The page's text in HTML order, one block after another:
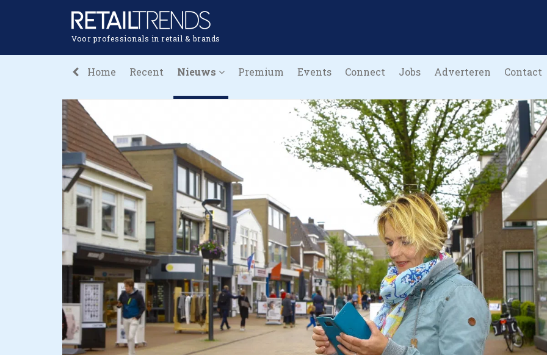
Voor professionals in retail & brands
Home Recent Nieuws Premium Events Connect Jobs Adverteren Contact